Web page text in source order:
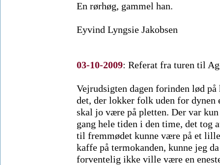
En rørhøg, gammel han.
Eyvind Lyngsie Jakobsen
03-10-2009: Referat fra turen til
Vejrudsigten dagen forinden lød
det, der lokker folk uden for
skal jo være på pletten. Der var
gang hele tiden i den time, det tog
til fremmødet kunne være på et
kaffe på termokanden, kunne jeg
forventelig ikke ville være en